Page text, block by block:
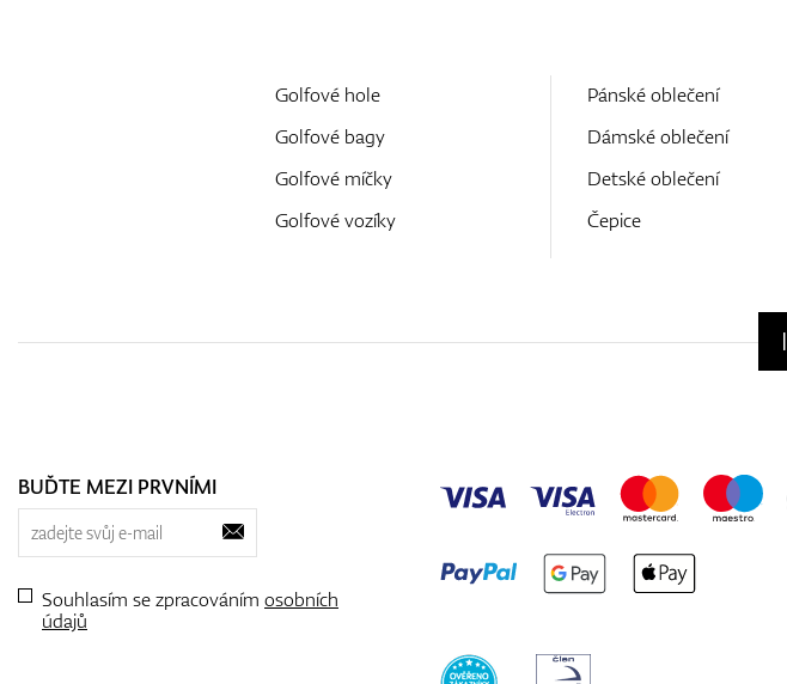
Golfové hole
Golfové bagy
Golfové míčky
Golfové vozíky
Pánské oblečení
Dámské oblečení
Detské oblečení
Čepice
BUĎTE MEZI PRVNÍMI
Souhlasím se zpracováním osobních
údajů